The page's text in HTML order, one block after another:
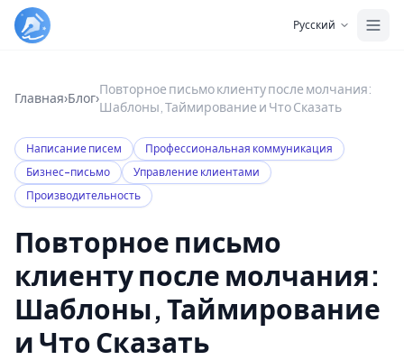
Русский
Главная›Блог›
Повторное письмо клиенту после молчания:
Шаблоны, Таймирование и Что Сказать
Написание писем
Профессиональная коммуникация
Бизнес-письмо
Управление клиентами
Производительность
Повторное письмо
клиенту после молчания:
Шаблоны, Таймирование
и Что Сказать